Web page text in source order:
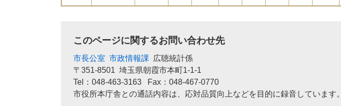
このページに関するお問い合わせ先
市長公室 市政情報課
広聴統計係
〒351-8501 埼玉県朝霞市本町1-1-1
Tel：048-463-3163
Fax：048-467-0770
市役所本庁舎との通話内容は、応対品質向上などを目的に録音しています。